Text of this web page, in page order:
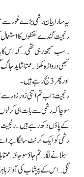
یہ سارا بیان رشمی بڑے غور
رنجیت گندے لفظوں کا استعمال
سب سمجھ رہی تھی… کہ اس کا باپ کتنا بڑا چودو ہے… وہ اب بولی آگے…
تبھی دروازہ کھلا… ممتا
اور پھر 3 بج رہے ہیں۔
رنجیت: اب تم اتنی زور زور
سوچا کہ رشمی سے بات ہی کر
کے پاؤں دکھ رہے ہیں… رنجیت
رشمی کو ایک کرنٹ سا لگا… پر
سہلانے لگا… تم جاؤ سو جاؤ…
لگی… اس کے پیشاب کی آواز